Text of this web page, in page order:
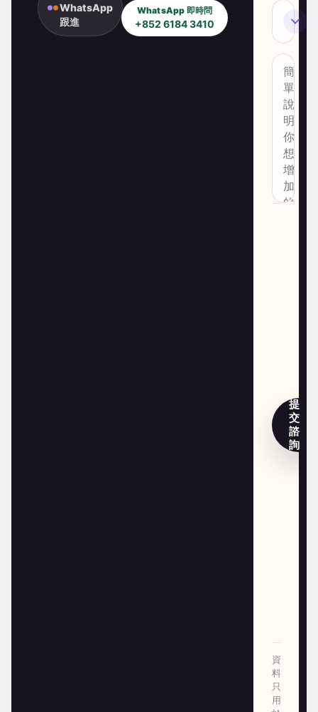
WhatsApp
跟進
WhatsApp 即時問
+852 6184 3410 SEO
提
交
諮
詢
資
料
只
用